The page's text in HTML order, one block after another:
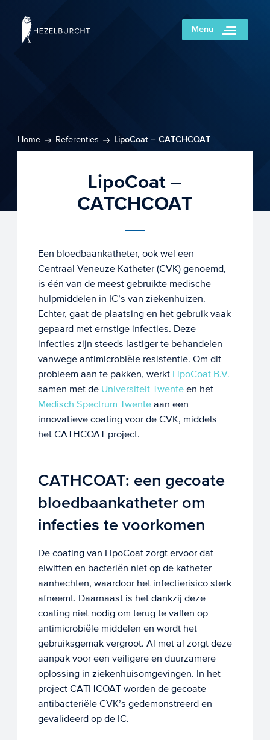
Menu
Home Referenties LipoCoat – CATCHCOAT
LipoCoat –
CATCHCOAT
Een bloedbaankatheter, ook wel een
Centraal Veneuze Katheter (CVK) genoemd,
is één van de meest gebruikte medische
hulpmiddelen in IC’s van ziekenhuizen.
Echter, gaat de plaatsing en het gebruik vaak
gepaard met ernstige infecties. Deze
infecties zijn steeds lastiger te behandelen
vanwege antimicrobiële resistentie. Om dit
probleem aan te pakken, werkt LipoCoat B.V.
samen met de Universiteit Twenteen het
Medisch Spectrum Twenteaan een
innovatieve coating voor de CVK, middels
het CATHCOAT project.
CATHCOAT: een gecoate
bloedbaankatheter om
infecties te voorkomen
De coating van LipoCoat zorgt ervoor dat
eiwitten en bacteriën niet op de katheter
aanhechten, waardoor het infectierisico sterk
afneemt. Daarnaast is het dankzij deze
coating niet nodig om terug te vallen op
antimicrobiële middelen en wordt het
gebruiksgemak vergroot. Al met al zorgt deze
aanpak voor een veiligere en duurzamere
oplossing in ziekenhuisomgevingen. In het
project CATHCOAT worden de gecoate
antibacteriële CVK’s gedemonstreerd en
gevalideerd op de IC.